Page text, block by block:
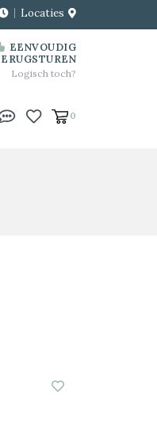
Locaties
EENVOUDIG
Logisch toch?
0